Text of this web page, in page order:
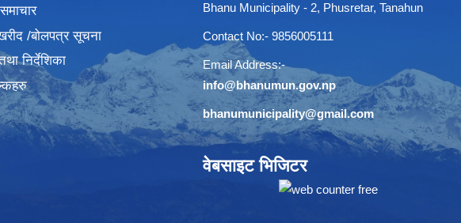
/बोलपत्र सूचना
निर्देशिका
Bhanu Municipality - 2, Phusretar, Tanahun
Contact No:- 9856005111
Email Address:-
info@bhanumun.gov.np
bhanumunicipality@gmail.com
वेबसाइट भिजिटर